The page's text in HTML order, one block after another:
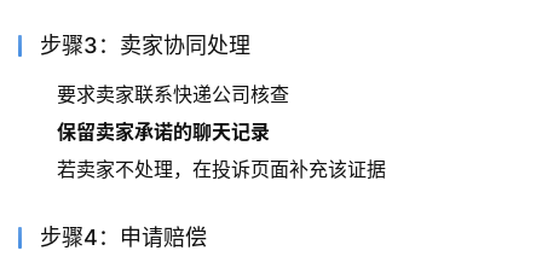
步骤3：卖家协同处理
要求卖家联系快递公司核查
保留卖家承诺的聊天记录
若卖家不处理，在投诉页面补充该证据
步骤4：申请赔偿